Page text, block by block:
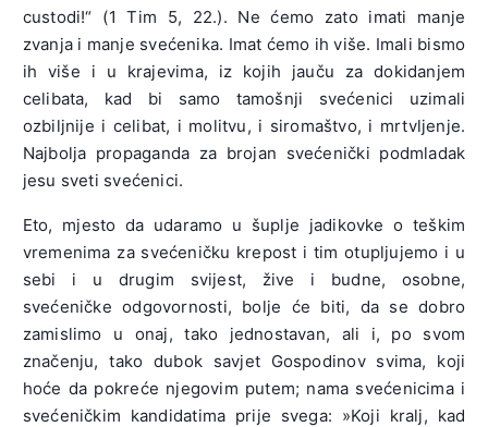
custodi!“ (1 Tim 5, 22.). Ne ćemo zato imati manje
zvanja i manje svećenika. Imat ćemo ih više. Imali bismo
ih više i u krajevima, iz kojih jauču za dokidanjem
celibata, kad bi samo tamošnji svećenici uzimali
ozbiljnije i celibat, i molitvu, i siromaštvo, i mrtvljenje.
Najbolja propaganda za brojan svećenički podmladak
jesu sveti svećenici.
Eto, mjesto da udaramo u šuplje jadikovke o teškim
vremenima za svećeničku krepost i tim otupljujemo i u
sebi i u drugim svijest, žive i budne, osobne,
svećeničke odgovornosti, bolje će biti, da se dobro
zamislimo u onaj, tako jednostavan, ali i, po svom
značenju, tako dubok savjet Gospodinov svima, koji
hoće da pokreće njegovim putem; nama svećenicima i
svećeničkim kandidatima prije svega: »Koji kralj, kad